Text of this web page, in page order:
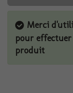
Merci
pour effectuer
produit